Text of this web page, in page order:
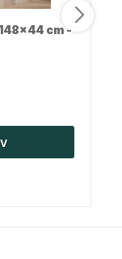
cm -